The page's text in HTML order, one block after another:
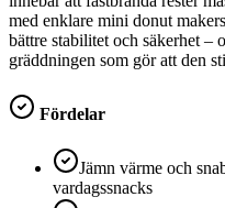
med enklare mini donut
bättre stabilitet och säkerhet –
gräddningen som gör att den
Fördelar
Jämn värme och
vardagssnacks